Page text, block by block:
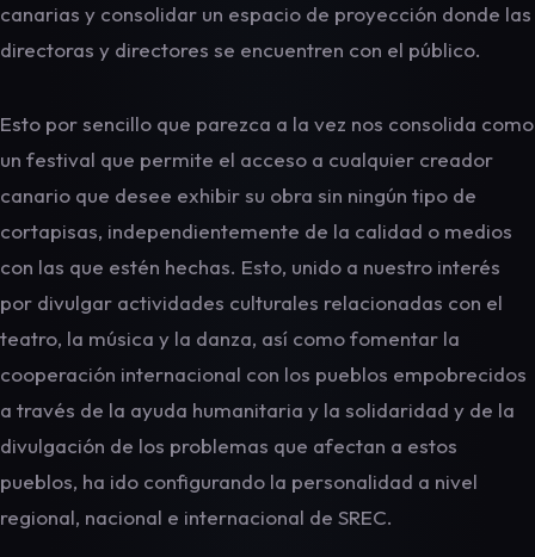
canarias y consolidar un espacio de proyección donde las
directoras y directores se encuentren con el público.
Esto por sencillo que parezca a la vez nos consolida como
un festival que permite el acceso a cualquier creador
canario que desee exhibir su obra sin ningún tipo de
cortapisas, independientemente de la calidad o medios
con las que estén hechas. Esto, unido a nuestro interés
por divulgar actividades culturales relacionadas con el
teatro, la música y la danza, así como fomentar la
cooperación internacional con los pueblos empobrecidos
a través de la ayuda humanitaria y la solidaridad y de la
divulgación de los problemas que afectan a estos
pueblos, ha ido configurando la personalidad a nivel
regional, nacional e internacional de SREC.